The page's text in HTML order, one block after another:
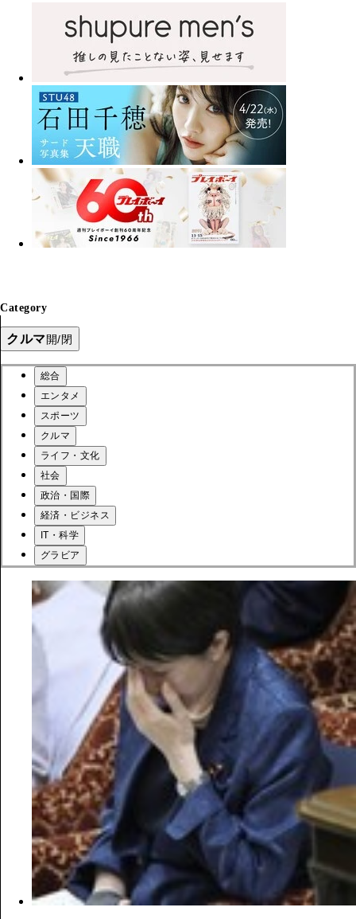
Category
クルマ開/閉
総合
エンタメ
スポーツ
クルマ
ライフ・文化
社会
政治・国際
経済・ビジネス
IT・科学
グラビア